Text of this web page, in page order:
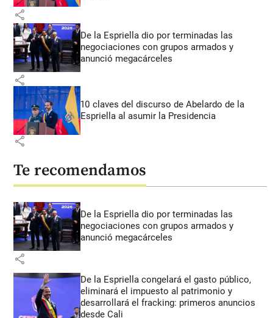
share
De la Espriella dio por terminadas las
negociaciones con grupos armados y
anunció megacárceles
share
10 claves del discurso de Abelardo de la
Espriella al asumir la Presidencia
share
Te recomendamos
De la Espriella dio por terminadas las
negociaciones con grupos armados y
anunció megacárceles
share
De la Espriella congelará el gasto público,
eliminará el impuesto al patrimonio y
desarrollará el fracking: primeros anuncios
desde Cali